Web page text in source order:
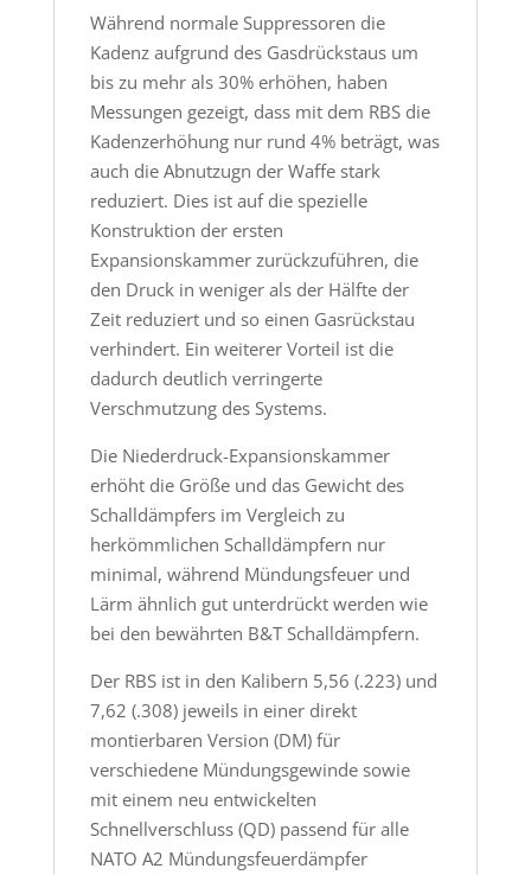
Während normale Suppressoren die
Kadenz aufgrund des Gasdrückstaus um
bis zu mehr als 30% erhöhen, haben
Messungen gezeigt, dass mit dem RBS die
Kadenzerhöhung nur rund 4% beträgt, was
auch die Abnutzugn der Waffe stark
reduziert. Dies ist auf die spezielle
Konstruktion der ersten
Expansionskammer zurückzuführen, die
den Druck in weniger als der Hälfte der
Zeit reduziert und so einen Gasrückstau
verhindert. Ein weiterer Vorteil ist die
dadurch deutlich verringerte
Verschmutzung des Systems.
Die Niederdruck-Expansionskammer
erhöht die Größe und das Gewicht des
Schalldämpfers im Vergleich zu
herkömmlichen Schalldämpfern nur
minimal, während Mündungsfeuer und
Lärm ähnlich gut unterdrückt werden wie
bei den bewährten B&T Schalldämpfern.
Der RBS ist in den Kalibern 5,56 (.223) und
7,62 (.308) jeweils in einer direkt
montierbaren Version (DM) für
verschiedene Mündungsgewinde sowie
mit einem neu entwickelten
Schnellverschluss (QD) passend für alle
NATO A2 Mündungsfeuerdämpfer